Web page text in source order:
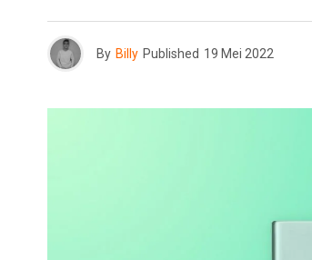
By Billy Published 19 Mei 2022